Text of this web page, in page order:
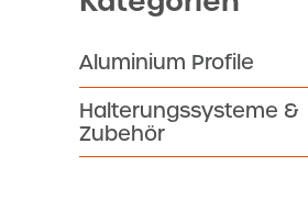
Aluminium Profile
Halterungssysteme &
Zubehör